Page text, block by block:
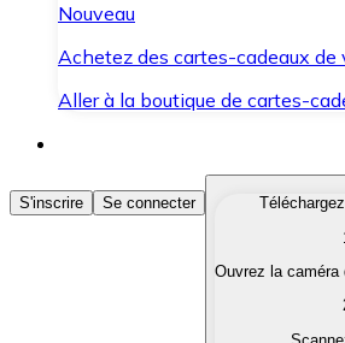
Nouveau
Achetez des cartes-cadeaux
Aller à la boutique de cartes-
Acheter des Cryptomonnaies
Achetez les cryptomonnaies
Convertissez vos
S'inscrire Se connecter
Ouvrez la caméra